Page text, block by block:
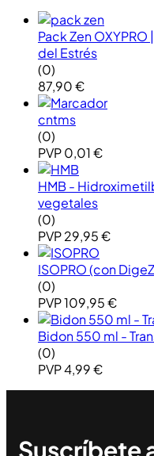
Pack Zen
del Estrés
(0)
87,90€
cntms
(0)
PVP0,01€
HMB -
vegetales
(0)
PVP29,95€
ISOPRO (con
(0)
PVP109,95€
Bidon 550 ml -
(0)
PVP4,99€
Suscríbete